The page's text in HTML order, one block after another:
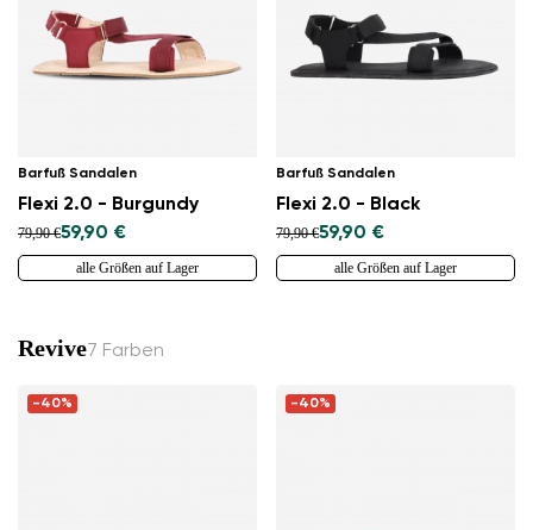
Barfuß Sandalen
Flexi 2.0 - Burgundy
79,90 €59,90 €
alle Größen auf Lager
Barfuß Sandalen
Flexi 2.0 - Black
79,90 €59,90 €
alle Größen auf Lager
Revive7 Farben
-40% -40%